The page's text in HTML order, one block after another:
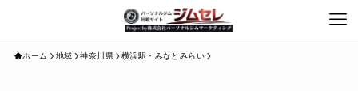
ホーム 地域 神奈川県 横浜駅・みなとみらい